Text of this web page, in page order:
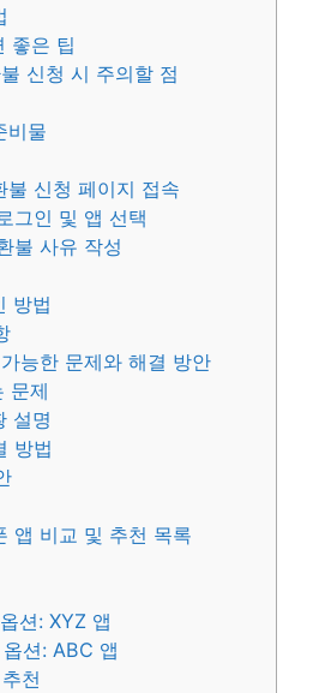
좋은 팁
신청 시 주의할 점
비물
불 신청 페이지 접속
그인 및 앱 선택
불 사유 작성
방법
능한 문제와 해결 방안
문제
설명
방법
앱 비교 및 추천 목록
션: XYZ 앱
션: ABC 앱
천